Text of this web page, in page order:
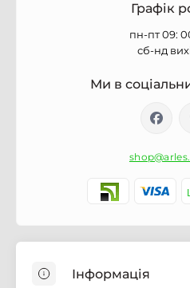
Графік
пн-пт 09:
сб-нд
Ми в
Інформація